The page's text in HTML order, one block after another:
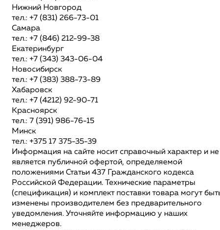
Нижний Новгород
тел.: +7 (831) 266-73-01
Самара
тел.: +7 (846) 212-99-38
Екатеринбург
тел.: +7 (343) 343-06-04
Новосибирск
тел.: +7 (383) 388-73-89
Хабаровск
тел.: +7 (4212) 92-90-71
Красноярск
тел.: 7 (391) 986-76-15
Минск
тел.: +375 17 375-35-39
Информация на сайте носит справочный характер и не
является публичной офертой, определяемой
положениями Статьи 437 Гражданского кодекса
Российской Федерации. Технические параметры
(спецификация) и комплект поставки товара могут
изменены производителем без предварительного
уведомления. Уточняйте информацию у наших
менеджеров.